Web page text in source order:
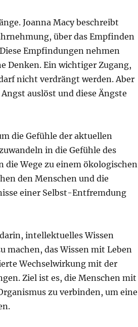
Joanna Macy beschreibt
über das Empfinden
Empfindungen nehmen
Denken. Ein wichtiger Zugang,
nicht verdrängt werden. Aber
auslöst und diese Ängste
die Gefühle der aktuellen
in die Gefühle des
die Wege zu einem ökologischen
den Menschen und die
einer Selbst-Entfremdung
intellektuelles Wissen
machen, das Wissen mit Leben
Wechselwirkung mit der
Ziel ist es, die Menschen mit
zu verbinden, um eine